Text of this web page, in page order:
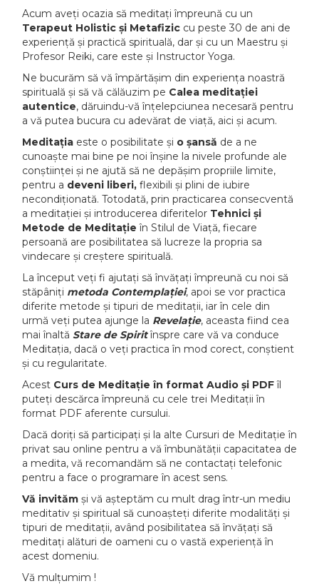
Acum aveți ocazia să meditați împreună cu un
Terapeut Holistic și Metafizic cu peste 30 de ani de
experiență și practică spirituală, dar și cu un Maestru și
Profesor Reiki, care este și Instructor Yoga.
Ne bucurăm să vă împărtășim din experiența noastră
spirituală și să vă călăuzim pe Calea meditației
autentice, dăruindu-vă înțelepciunea necesară pentru
a vă putea bucura cu adevărat de viață, aici și acum.
Meditația este o posibilitate și o șansă de a ne
cunoaște mai bine pe noi înșine la nivele profunde ale
conștiinței și ne ajută să ne depășim propriile limite,
pentru a deveni liberi, flexibili și plini de iubire
necondiționată. Totodată, prin practicarea consecventă
a meditației și introducerea diferitelor Tehnici și
Metode de Meditație în Stilul de Viață, fiecare
persoană are posibilitatea să lucreze la propria sa
vindecare și creștere spirituală.
La început veți fi ajutați să învățați împreună cu noi să
stăpâniți metoda Contemplației, apoi se vor practica
diferite metode și tipuri de meditații, iar în cele din
urmă veți putea ajunge la Revelație, aceasta fiind cea
mai înaltă Stare de Spiritînspre care vă va conduce
Meditația, dacă o veți practica în mod corect, conștient
și cu regularitate.
Acest Curs de Meditație în format Audio și PDFîl
puteți descărca împreună cu cele trei Meditații în
format PDF aferente cursului.
Dacă doriți să participați și la alte Cursuri de Meditație în
privat sau online pentru a vă îmbunătății capacitatea de
a medita, vă recomandăm să ne contactați telefonic
pentru a face o programare în acest sens.
Vă invităm și vă așteptăm cu mult drag într-un mediu
meditativ și spiritual să cunoașteți diferite modalități și
tipuri de meditații, având posibilitatea să învățați să
meditați alături de oameni cu o vastă experiență în
acest domeniu.
Vă mulțumim !